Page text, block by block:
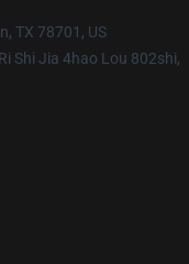
TX 78701, US
Shi Jia 4hao Lou 802shi,